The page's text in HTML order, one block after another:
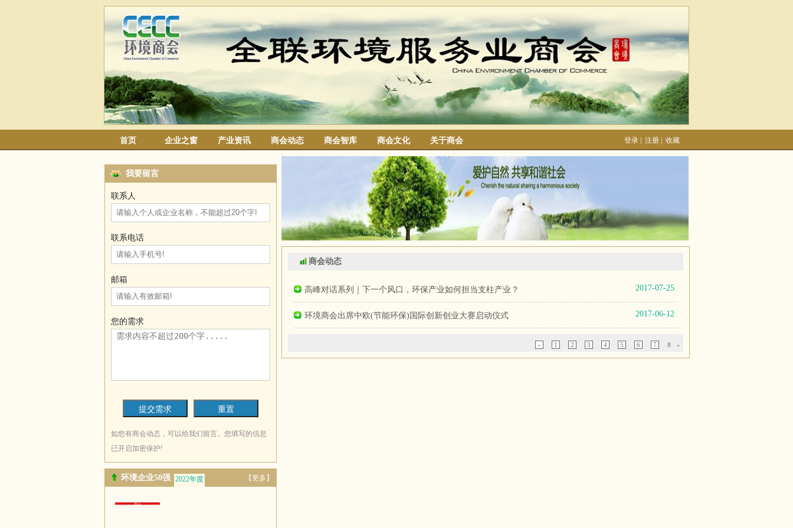
首页 企业之窗 产业资讯 商会动态 商会智库 商会文化 关于商会 登录 注册 收藏
我要留言
联系人
联系电话
邮箱
您的需求
如您有商会动态，可以给我们留言。您填写的信息
已开启加密保护!
环境企业50强 2022年度
【更多】
商会动态
高峰对话系列｜下一个风口，环保产业如何担当支柱产业？ 2017-07-25
环境商会出席中欧(节能环保)国际创新创业大赛启动仪式 2017-06-12
« 1 2 3 4 5 6 7 8 »